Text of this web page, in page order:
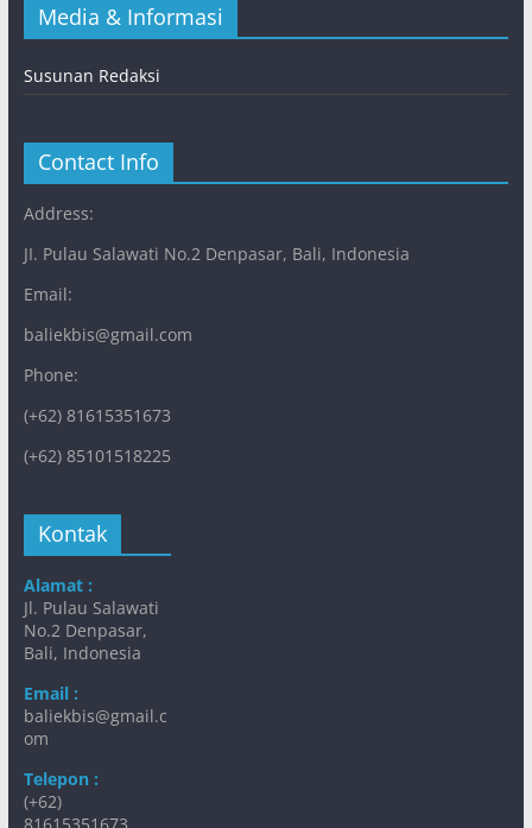
Media & Informasi
Susunan Redaksi
Contact Info
Address:
JI. Pulau Salawati No.2 Denpasar, Bali, Indonesia
Email:
baliekbis@gmail.com
Phone:
(+62) 81615351673
(+62) 85101518225
Kontak
Alamat :
Jl. Pulau Salawati
No.2 Denpasar,
Bali, Indonesia
Email :
baliekbis@gmail.c
om
Telepon :
(+62)